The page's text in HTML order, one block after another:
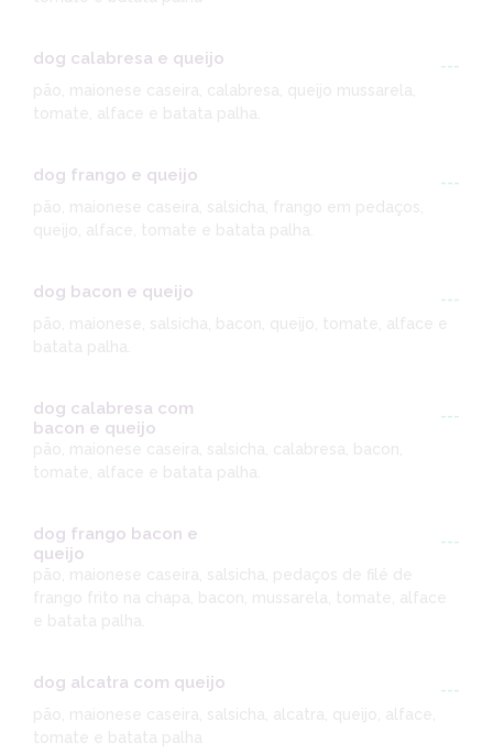
dog calabresa e queijo
---
pão, maionese caseira, calabresa, queijo mussarela,
tomate, alface e batata palha.
dog frango e queijo
---
pão, maionese caseira, salsicha, frango em pedaços,
queijo, alface, tomate e batata palha.
dog bacon e queijo
---
pão, maionese, salsicha, bacon, queijo, tomate, alface e
dog calabresa com
bacon e queijo
---
pão, maionese caseira, salsicha, calabresa, bacon,
tomate, alface e batata palha.
dog frango bacon e
queijo
---
pão, maionese caseira, salsicha, pedaços de filé de
frango frito na chapa, bacon, mussarela, tomate, alface
dog alcatra com queijo
---
pão, maionese caseira, salsicha, alcatra, queijo, alface,